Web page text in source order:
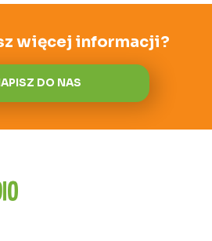
więcej informacji?
DO NAS